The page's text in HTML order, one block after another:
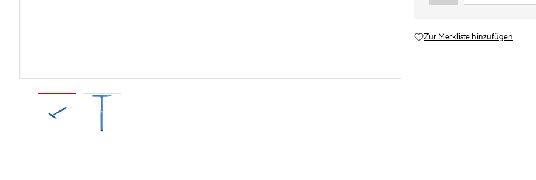
Zur Merkliste hinzufügen